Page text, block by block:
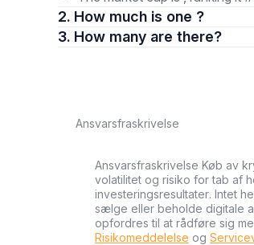
2. How much is one ?
3. How many are there?
Ansvarsfraskrivelse
Ansvarsfraskrivelse Køb av
volatilitet og risiko for tab af
investeringsresultater. Intet
sælge eller beholde digitale
opfordres til at rådføre sig
Risikomeddelelse og